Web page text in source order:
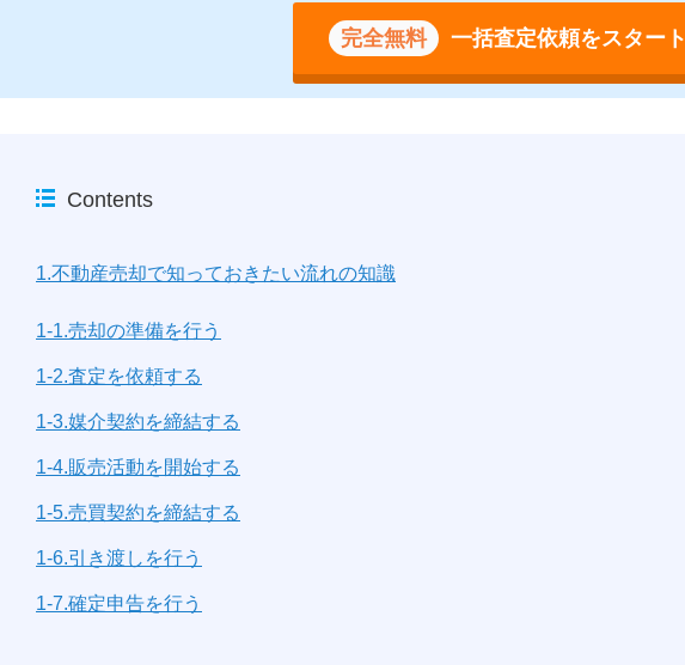
完全無料 一括査定依頼をスタート
Contents
1.不動産売却で知っておきたい流れの知識
1-1.売却の準備を行う
1-2.査定を依頼する
1-3.媒介契約を締結する
1-4.販売活動を開始する
1-5.売買契約を締結する
1-6.引き渡しを行う
1-7.確定申告を行う